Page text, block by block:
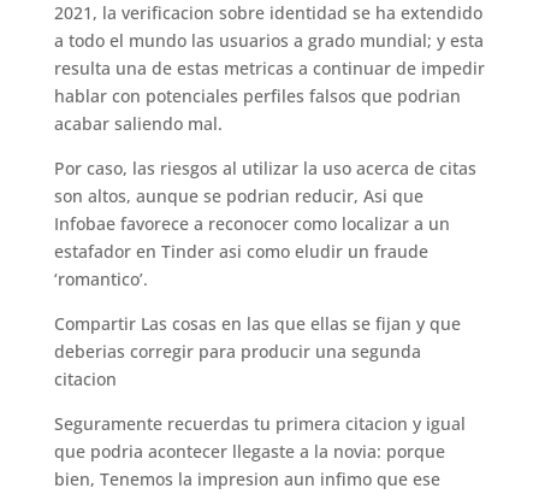
2021, la verificacion sobre identidad se ha extendido
a todo el mundo las usuarios a grado mundial; y esta
resulta una de estas metricas a continuar de impedir
hablar con potenciales perfiles falsos que podrian
acabar saliendo mal.
Por caso, las riesgos al utilizar la uso acerca de citas
son altos, aunque se podrian reducir, Asi que
Infobae favorece a reconocer como localizar a un
estafador en Tinder asi como eludir un fraude
‘romantico’.
Compartir Las cosas en las que ellas se fijan y que
deberias corregir para producir una segunda
citacion
Seguramente recuerdas tu primera citacion y igual
que podria acontecer llegaste a la novia: porque
bien, Tenemos la impresion aun infimo que ese